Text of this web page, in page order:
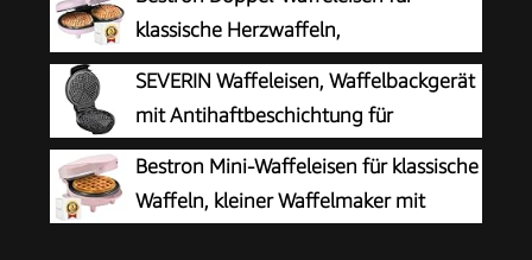
Antihaftbeschichtung, 1000 W, einstellbarer
Thermostat für perfekte Bräunung,
Kontrollleuchten, einfache Reinigung
klassische Herzwaffeln,
Herzwaffeleisen mit Backampel &
Antihaftbeschichtung, ideal für
Kindergeburtstage, Ostern & Weihnachten,
Farbe: Rosa
SEVERIN Waffeleisen, Waffelbackgerät
mit Antihaftbeschichtung für
klassische Herzwaffeln, platzsparend
und praktisch, ca. 1.300 W Leistung,
schwarz/Edelstal, WA 2103
Bestron Mini-Waffeleisen für klassische
Waffeln, kleiner Waffelmaker mit